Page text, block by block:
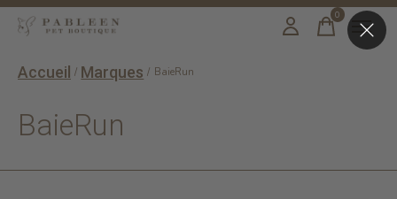
0items
Accueil / Marques / BaieRun
BaieRun